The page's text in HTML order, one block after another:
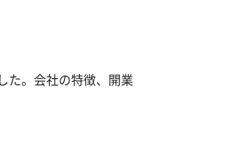
た。会社の特徴、開業